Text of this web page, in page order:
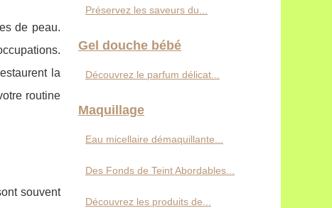
de peau.
la
routine
souvent
Préservez les saveurs du...
Gel douche bébé
Découvrez le parfum délicat...
Maquillage
Eau micellaire démaquillante...
Des Fonds de Teint Abordables...
Découvrez les produits de...